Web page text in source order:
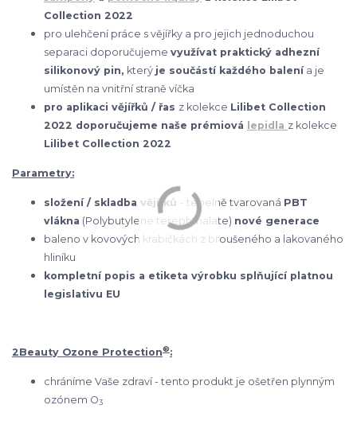
Collection 2022
pro ulehčení práce s vějířky a pro jejich jednoduchou
separaci doporučujeme využívat praktický adhezní
silikonový pin, který je součástí každého balenía je
umístěn na vnitřní straně víčka
pro aplikaci vějířků / řas z kolekce Lilibet Collection
2022 doporučujeme naše prémiová lepidla z kolekce
Lilibet Collection 2022
Parametry:
složení / skladba vějířků - tepelně tvarovaná PBT
vlákna (Polybutylene terephthalate) nové generace
baleno v kovových krabičkách z broušeného a lakovaného
hliníku
kompletní popis a etiketa výrobku splňující platnou
legislativu EU
2Beauty Ozone Protection®:
chráníme Vaše zdraví - tento produkt je ošetřen plynným
ozónem O3